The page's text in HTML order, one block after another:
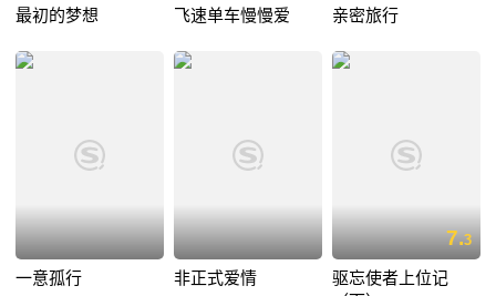
最初的梦想 飞速单车慢慢爱 亲密旅行
一意孤行 非正式爱情
7.3
驱忘使者上位记